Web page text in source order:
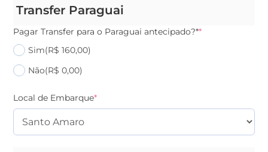
Transfer Paraguai
Pagar Transfer para o Paraguai antecipado?**
Sim(R$ 160,00)
Não(R$ 0,00)
Local de Embarque*